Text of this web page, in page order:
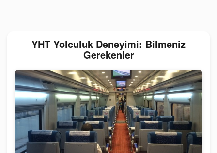
YHT Yolculuk Deneyimi: Bilmeniz
Gerekenler